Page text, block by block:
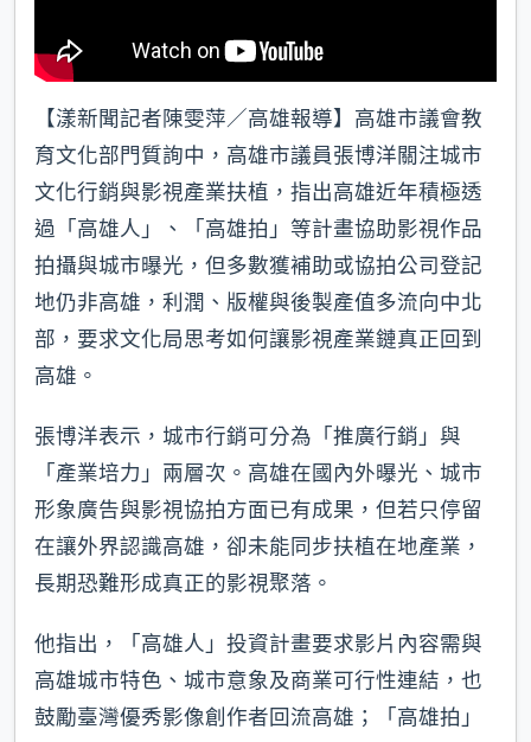
【漾新聞記者陳雯萍／高雄報導】高雄市議會教
育文化部門質詢中，高雄市議員張博洋關注城市
文化行銷與影視產業扶植，指出高雄近年積極透
過「高雄人」、「高雄拍」等計畫協助影視作品
拍攝與城市曝光，但多數獲補助或協拍公司登記
地仍非高雄，利潤、版權與後製產值多流向中北
部，要求文化局思考如何讓影視產業鏈真正回到
高雄。
張博洋表示，城市行銷可分為「推廣行銷」與
「產業培力」兩層次。高雄在國內外曝光、城市
形象廣告與影視協拍方面已有成果，但若只停留
在讓外界認識高雄，卻未能同步扶植在地產業，
長期恐難形成真正的影視聚落。
他指出，「高雄人」投資計畫要求影片內容需與
高雄城市特色、城市意象及商業可行性連結，也
鼓勵臺灣優秀影像創作者回流高雄；「高雄拍」